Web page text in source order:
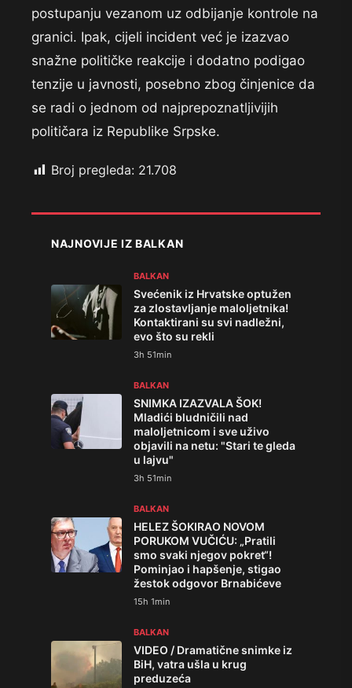
postupanju vezanom uz odbijanje kontrole na
granici. Ipak, cijeli incident već je izazvao
snažne političke reakcije i dodatno podigao
tenzije u javnosti, posebno zbog činjenice da
se radi o jednom od najprepoznatljivijih
političara iz Republike Srpske.
Broj pregleda: 21.708
NAJNOVIJE IZ BALKAN
BALKAN
Svećenik iz Hrvatske optužen
za zlostavljanje maloljetnika!
Kontaktirani su svi nadležni,
evo što su rekli
3h 51min
BALKAN
SNIMKA IZAZVALA ŠOK!
Mladići bludničili nad
maloljetnicom i sve uživo
objavili na netu: "Stari te gleda
u lajvu"
3h 51min
BALKAN
HELEZ ŠOKIRAO NOVOM
PORUKOM VUČIĆU: „Pratili
smo svaki njegov pokret“!
Pominjao i hapšenje, stigao
žestok odgovor Brnabićeve
15h 1min
BALKAN
VIDEO / Dramatične snimke iz
BiH, vatra ušla u krug
preduzeća